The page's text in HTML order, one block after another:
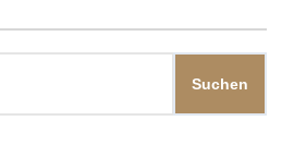
Suchen